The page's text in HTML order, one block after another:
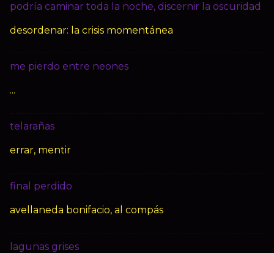
podría caminar toda la noche, discernir la oscuridad
desordenar: la crisis momentánea
me pierdo entre neones
...
telarañas
errar, mentir
final perdido
avellaneda bonifacio, al compás
lagunas grises